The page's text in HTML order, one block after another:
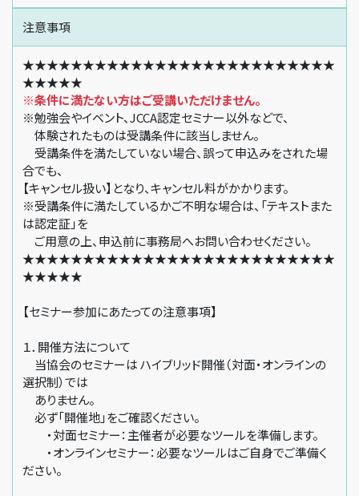
注意事項
★★★★★★★★★★★★★★★★★★★★★★★★★★
★★★★★
※条件に満たない方はご受講いただけません。
※勉強会やイベント、JCCA認定セミナー以外などで、
体験されたものは受講条件に該当しません。
受講条件を満たしていない場合、誤って申込みをされた場
合でも、
【キャンセル扱い】となり、キャンセル料がかかります。
※受講条件に満たしているかご不明な場合は、「テキストまた
は認定証」を
ご用意の上、申込前に事務局へお問い合わせください。
★★★★★★★★★★★★★★★★★★★★★★★★★★
★★★★★
【セミナー参加にあたっての注意事項】
１．開催方法について
当協会のセミナーは ハイブリッド開催（対面・オンラインの
選択制）では
ありません。
必ず「開催地」をご確認ください。
・対面セミナー：主催者が必要なツールを準備します。
・オンラインセミナー：必要なツールはご自身でご準備く
ださい。